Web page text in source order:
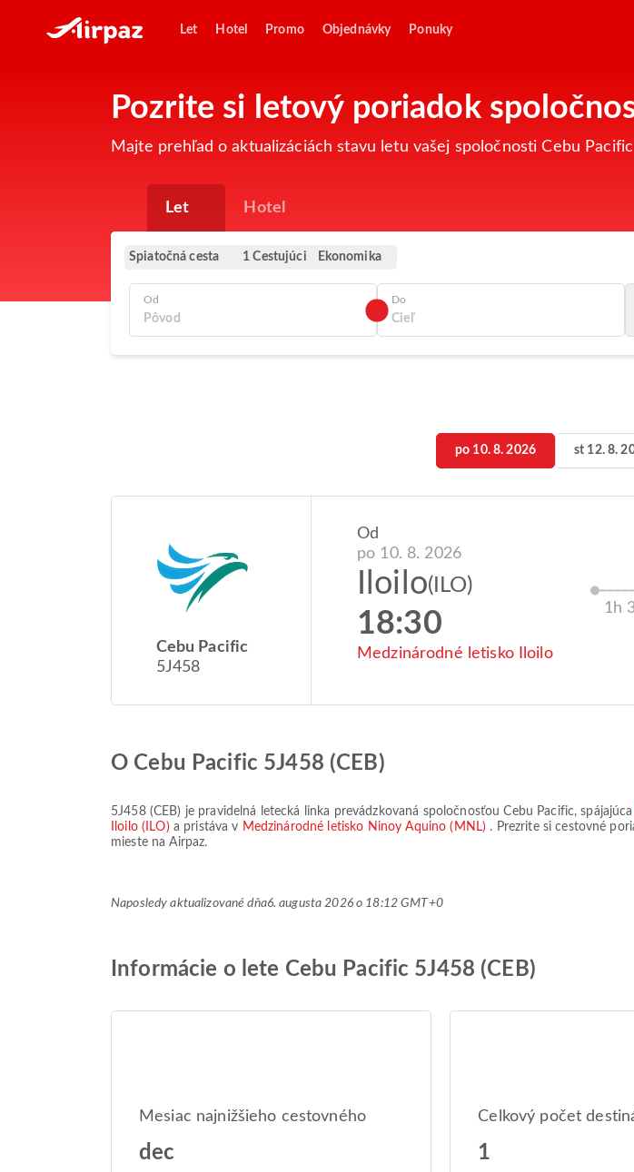
Let Hotel Promo Objednávky Ponuky
Pozrite si letový poriadok
Majte prehľad o aktualizáciách stavu letu vašej spoločnosti Cebu
Let Hotel
Spiatočná cesta 1 Cestujúci Ekonomika
Od Do
po 10. 8. 2026 st 12. 8.
Cebu Pacific
5J458
Od
po 10. 8. 2026
Iloilo(ILO)
18:30
Medzinárodné letisko Iloilo
1h
O Cebu Pacific 5J458 (CEB)
5J458(CEB) je pravidelná letecká linka prevádzkovaná spoločnosťouCebu Pacific, spájajúca
Iloilo (ILO) a pristáva v Medzinárodné letisko Ninoy Aquino (MNL) . Prezrite si cestovné
mieste na Airpaz.
Naposledy aktualizované dňa6. augusta 2026 o 18:12 GMT+0
Informácie o lete Cebu Pacific 5J458 (CEB)
Mesiac najnižšieho cestovného
dec
Celkový počet
1